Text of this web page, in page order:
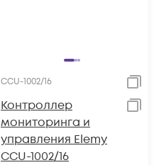
CCU-1002/16
Контроллер
мониторинга и
управления Elemy
CCU-1002/16